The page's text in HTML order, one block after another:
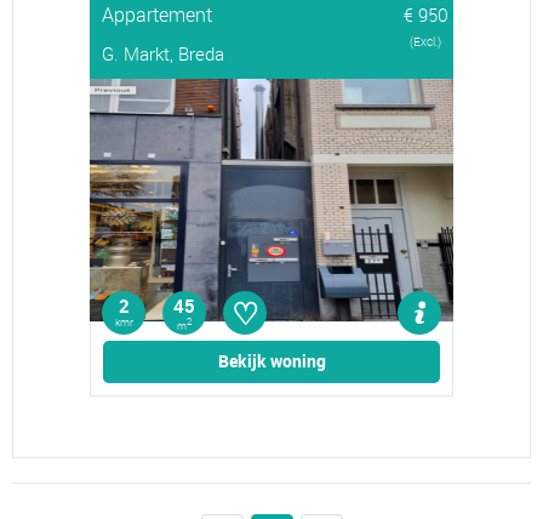
Appartement
€ 950
G. Markt, Breda
(Excl.)
2
kmr
45
m2 ♡
Bekijk woning